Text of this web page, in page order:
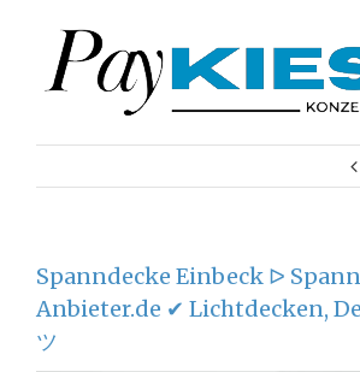
springen
Spanndecke Einbeck ᐅ
Anbieter.de ✔ Lichtdecken,
ツ